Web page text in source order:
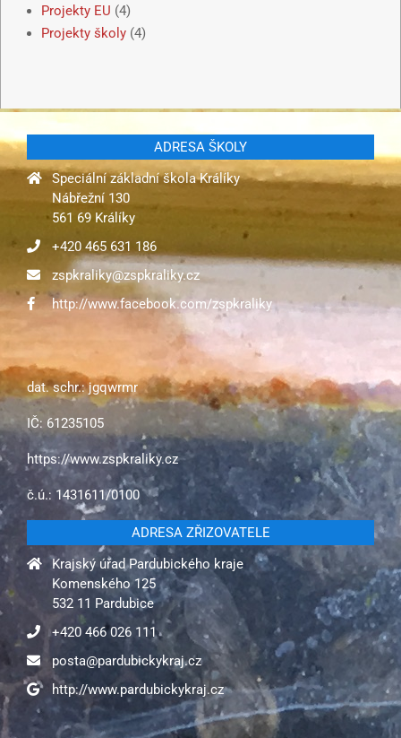
Projekty EU (4)
Projekty školy (4)
ADRESA ŠKOLY
Speciální základní škola Králíky
Nábřežní 130
561 69 Králíky
+420 465 631 186
zspkraliky@zspkraliky.cz
http://www.facebook.com/zspkraliky
dat. schr.: jgqwrmr
IČ: 61235105
https://www.zspkraliky.cz
č.ú.: 1431611/0100
ADRESA ZŘIZOVATELE
Krajský úřad Pardubického kraje
Komenského 125
532 11 Pardubice
+420 466 026 111
posta@pardubickykraj.cz
http://www.pardubickykraj.cz